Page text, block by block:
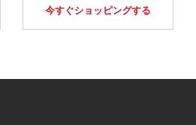
今すぐショッピングする